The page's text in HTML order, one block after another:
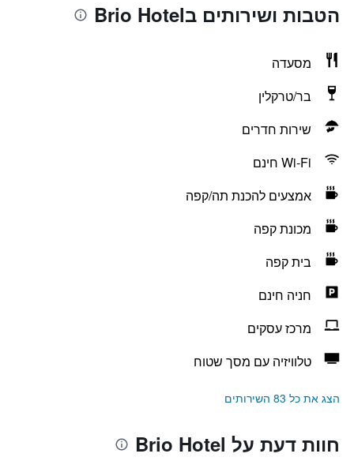
הטבות ושירותים בBrio Hotel
מסעדה
בר/טרקלין
שירות חדרים
Wi-Fi חינם
אמצעים להכנת תה/קפה
מכונת קפה
בית קפה
חניה חינם
מרכז עסקים
טלוויזיה עם מסך שטוח
הצג את כל 83 השירותים
חוות דעת על Brio Hotel